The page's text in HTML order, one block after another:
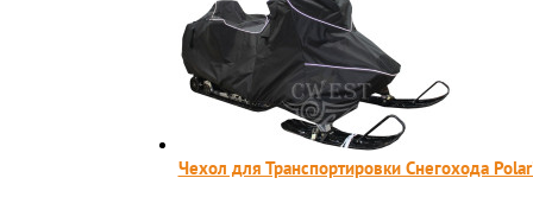
Чехол для Транспортировки Снегохода